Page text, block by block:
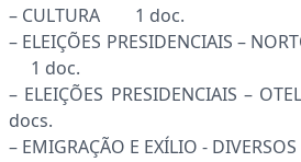
– CULTURA 1 doc.
– ELEIÇÕES PRESIDENCIAIS –
1 doc.
– ELEIÇÕES PRESIDENCIAIS –
docs.
– EMIGRAÇÃO E EXÍLIO -